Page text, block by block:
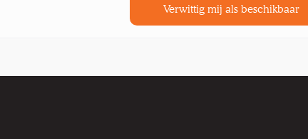
Verwittig mij als beschikbaar